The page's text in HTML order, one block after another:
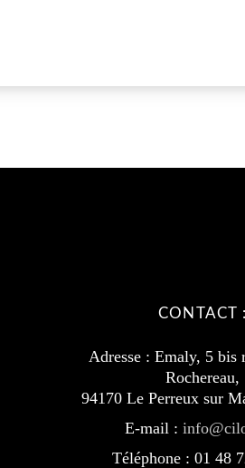
CONTACT :
Adresse : Emaly, 5 bis
Rochereau,
94170 Le Perreux sur
E-mail :
Téléphone : 01 48